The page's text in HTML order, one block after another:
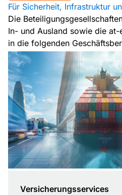
Für Sicherheit, Infrastruktur
Die
In- und Ausland sowie die
in die folgenden
Versicherungsservices